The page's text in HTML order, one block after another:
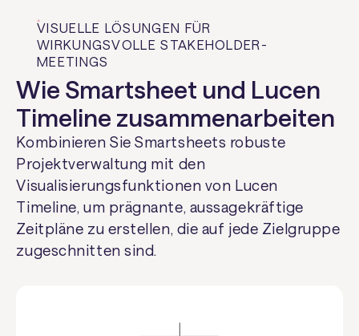
VISUELLE LÖSUNGEN FÜR
WIRKUNGSVOLLE STAKEHOLDER-
MEETINGS
Wie Smartsheet und Lucen
Timeline zusammenarbeiten
Kombinieren Sie Smartsheets robuste
Projektverwaltung mit den
Visualisierungsfunktionen von Lucen
Timeline, um prägnante, aussagekräftige
Zeitpläne zu erstellen, die auf jede Zielgruppe
zugeschnitten sind.